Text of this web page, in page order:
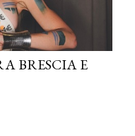
BRESCIA E